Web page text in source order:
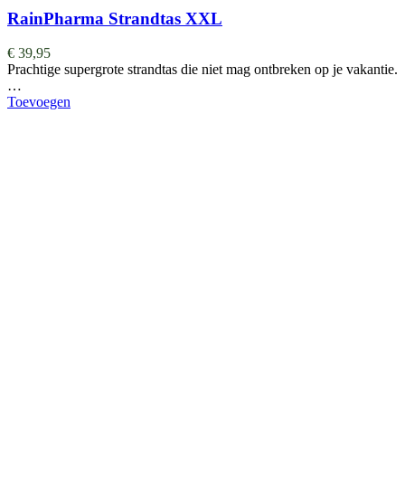
RainPharma Strandtas XXL
€ 39,95
Prachtige supergrote strandtas die niet mag ontbreken op je vakantie.
…
Toevoegen